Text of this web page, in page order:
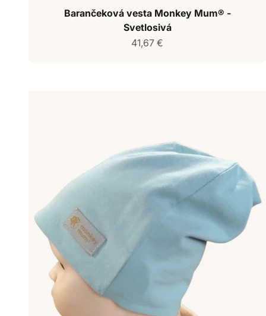
Barančeková vesta Monkey Mum® -
Svetlosivá
Predajná cena
41,67 €